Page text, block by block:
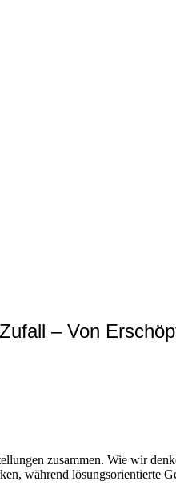
– Von
zusammen. Wie wir
während lösungsorientierte